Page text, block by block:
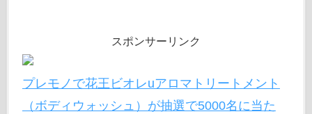
スポンサーリンク
プレモノで花王ビオレuアロマトリートメント
（ボディウォッシュ）が抽選で5000名に当た